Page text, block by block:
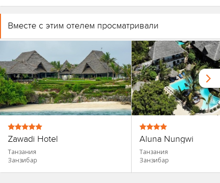
Вместе с этим отелем просматривали
Zawadi Hotel
Танзания
Занзибар
Aluna Nungwi
Танзания
Занзибар